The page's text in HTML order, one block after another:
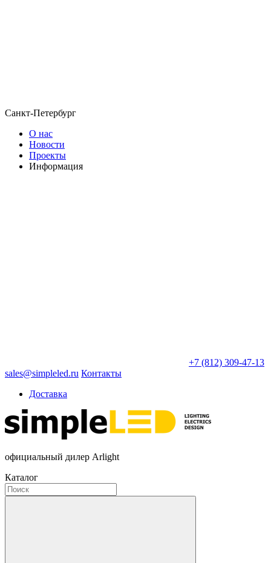
Санкт-Петербург
О нас
Новости
Проекты
Информация
+7 (812) 309-47-13
sales@simpleled.ru Контакты
Доставка
официальный дилер Arlight
Каталог